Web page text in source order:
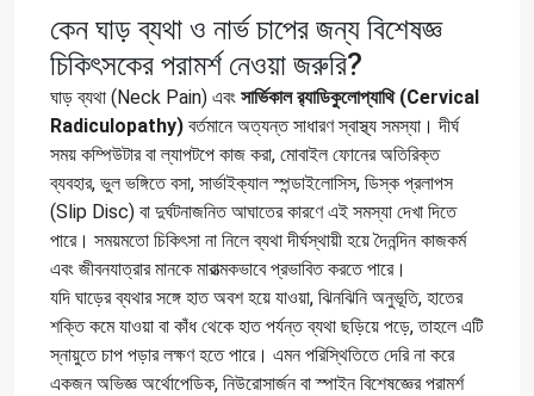
কেন ঘাড় ব্যথা ও নার্ভ চাপের জন্য বিশেষজ্ঞ
চিকিৎসকের পরামর্শ নেওয়া জরুরি?
ঘাড় ব্যথা (Neck Pain) এবং সার্ভিকাল র‍্যাডিকুলোপ্যাথি (Cervical
Radiculopathy) বর্তমানে অত্যন্ত সাধারণ স্বাস্থ্য সমস্যা। দীর্ঘ
সময় কম্পিউটার বা ল্যাপটপে কাজ করা, মোবাইল ফোনের অতিরিক্ত
ব্যবহার, ভুল ভঙ্গিতে বসা, সার্ভাইক্যাল স্পন্ডাইলোসিস, ডিস্ক প্রলাপস
(Slip Disc) বা দুর্ঘটনাজনিত আঘাতের কারণে এই সমস্যা দেখা দিতে
পারে। সময়মতো চিকিৎসা না নিলে ব্যথা দীর্ঘস্থায়ী হয়ে দৈনন্দিন কাজকর্ম
এবং জীবনযাত্রার মানকে মারাত্মকভাবে প্রভাবিত করতে পারে।
যদি ঘাড়ের ব্যথার সঙ্গে হাত অবশ হয়ে যাওয়া, ঝিনঝিনি অনুভূতি, হাতের
শক্তি কমে যাওয়া বা কাঁধ থেকে হাত পর্যন্ত ব্যথা ছড়িয়ে পড়ে, তাহলে এটি
স্নায়ুতে চাপ পড়ার লক্ষণ হতে পারে। এমন পরিস্থিতিতে দেরি না করে
একজন অভিজ্ঞ অর্থোপেডিক, নিউরোসার্জন বা স্পাইন বিশেষজ্ঞের পরামর্শ